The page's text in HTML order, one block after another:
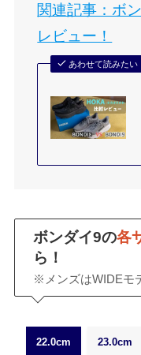
関連記事：ボ
レビュー！
あわせて読みたい
ボンダイ9の各
ら！
※メンズはWIDEモ
22.0cm 23.0cm